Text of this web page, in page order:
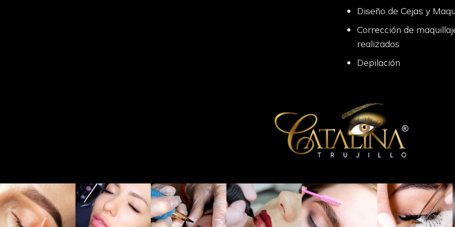
Diseño de Cejas y
Corrección de
realizados
Depilación